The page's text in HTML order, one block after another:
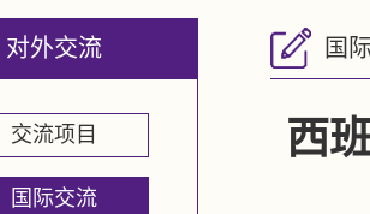
对外交流
交流项目
国际交流
国
西